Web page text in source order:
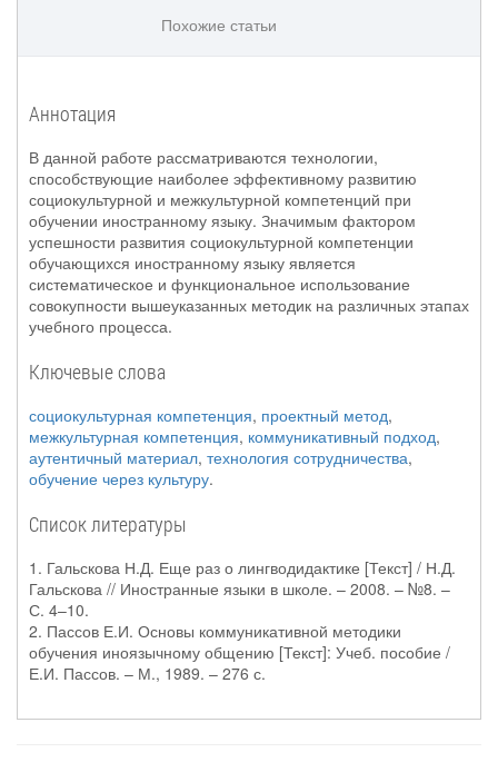
Похожие статьи
Аннотация
В данной работе рассматриваются технологии,
способствующие наиболее эффективному развитию
социокультурной и межкультурной компетенций при
обучении иностранному языку. Значимым фактором
успешности развития социокультурной компетенции
обучающихся иностранному языку является
систематическое и функциональное использование
совокупности вышеуказанных методик на различных этапах
учебного процесса.
Ключевые слова
социокультурная компетенция, проектный метод,
межкультурная компетенция, коммуникативный подход,
аутентичный материал, технология сотрудничества,
обучение через культуру.
Список литературы
1. Гальскова Н.Д. Еще раз о лингводидактике [Текст] / Н.Д.
Гальскова // Иностранные языки в школе. – 2008. – №8. –
С. 4–10.
2. Пассов Е.И. Основы коммуникативной методики
обучения иноязычному общению [Текст]: Учеб. пособие /
Е.И. Пассов. – М., 1989. – 276 с.